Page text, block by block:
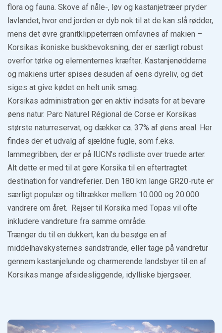
flora og fauna. Skove af nåle-, løv og kastanjetræer pryder
lavlandet, hvor end jorden er dyb nok til at de kan slå rødder,
mens det øvre granitklippeterræn omfavnes af makien –
Korsikas ikoniske buskbevoksning, der er særligt robust
overfor tørke og elementernes kræfter. Kastanjenødderne
og makiens urter spises desuden af øens dyreliv, og det
siges at give kødet en helt unik smag.
Korsikas administration gør en aktiv indsats for at bevare
øens natur. Parc Naturel Régional de Corse er Korsikas
største naturreservat, og dækker ca. 37% af øens areal. Her
findes der et udvalg af sjældne fugle, som f.eks.
lammegribben, der er på IUCN’s rødliste over truede arter.
Alt dette er med til at gøre Korsika til en eftertragtet
destination for vandreferier. Den 180 km lange GR20-rute er
særligt populær og tiltrækker mellem 10.000 og 20.000
vandrere om året. Rejser til Korsika med Topas vil ofte
inkludere vandreture fra samme område.
Trænger du til en dukkert, kan du besøge en af
middelhavskysternes sandstrande, eller tage på vandretur
gennem kastanjelunde og charmerende landsbyer til en af
Korsikas mange afsidesliggende, idylliske bjergsøer.